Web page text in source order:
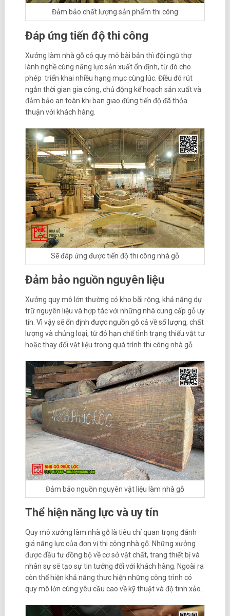
Đảm bảo chất lượng sản phẩm thi công
Đáp ứng tiến độ thi công
Xưởng làm nhà gỗ có quy mô bài bản thì đội ngũ thợ
lành nghề cùng năng lực sản xuất ổn định, từ đó cho
phép triển khai nhiều hạng mục cùng lúc. Điều đó rút
ngắn thời gian gia công, chủ động kế hoạch sản xuất và
đảm bảo an toàn khi ban giao đúng tiến độ đã thỏa
thuận với khách hàng.
Sẽ đáp ứng được tiến độ thi công nhà gỗ
Đảm bảo nguồn nguyên liệu
Xưởng quy mô lớn thường có kho bãi rộng, khả năng dự
trữ nguyên liệu và hợp tác với những nhà cung cấp gỗ uy
tín. Vì vậy sẽ ổn định được nguồn gỗ cả về số lượng, chất
lượng và chủng loại, từ đó hạn chế tình trạng thiếu vật tư
hoặc thay đổi vật liệu trong quá trình thi công nhà gỗ.
Đảm bảo nguồn nguyên vật liệu làm nhà gỗ
Thể hiện năng lực và uy tín
Quy mô xưởng làm nhà gỗ là tiêu chí quan trọng đánh
giá năng lực của đơn vị thi công nhà gỗ. Những xưởng
được đầu tư đồng bộ về cơ sở vật chất, trang thiết bị và
nhân sự sẽ tạo sự tin tưởng đối với khách hàng. Ngoài ra
còn thể hiện khả năng thực hiện những công trình có
quy mô lớn cùng yêu cầu cao về kỹ thuật và độ tinh xảo.